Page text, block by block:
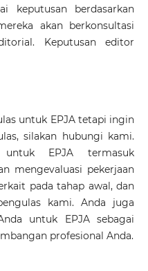
keputusan berdasarkan
akan berkonsultasi
Keputusan editor
untuk EPJA tetapi ingin
silakan hubungi kami.
EPJA termasuk
mengevaluasi pekerjaan
pada tahap awal, dan
kami. Anda juga
untuk EPJA sebagai
profesional Anda.